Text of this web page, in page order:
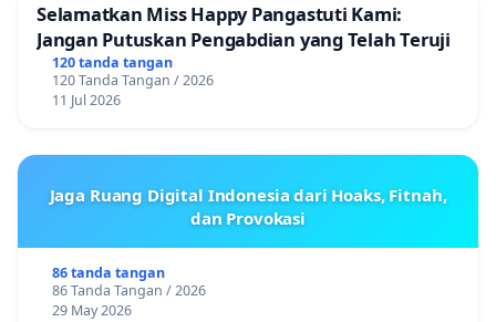
Selamatkan Miss Happy Pangastuti Kami:
Jangan Putuskan Pengabdian yang Telah Teruji
120 tanda tangan
120 Tanda Tangan / 2026
11 Jul 2026
Jaga Ruang Digital Indonesia dari Hoaks, Fitnah,
dan Provokasi
86 tanda tangan
86 Tanda Tangan / 2026
29 May 2026